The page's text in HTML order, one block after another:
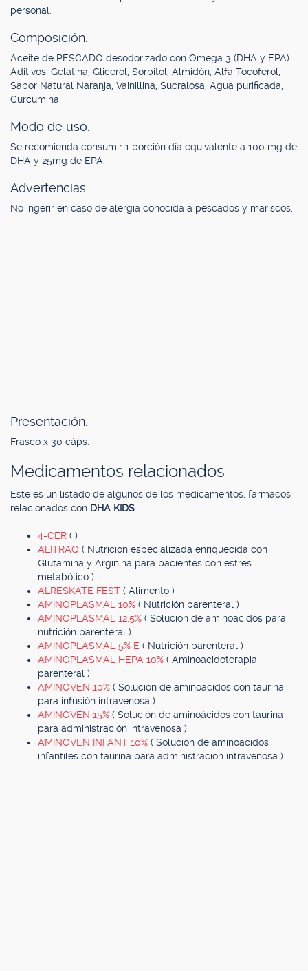
personal.
Composición.
Aceite de PESCADO desodorizado con Omega 3 (DHA y EPA).
Aditivos: Gelatina, Glicerol, Sorbitol, Almidón, Alfa Tocoferol,
Sabor Natural Naranja, Vainillina, Sucralosa, Agua purificada,
Curcumina.
Modo de uso.
Se recomienda consumir 1 porción día equivalente a 100 mg de
DHA y 25mg de EPA.
Advertencias.
No ingerir en caso de alergia conocida a pescados y mariscos.
Presentación.
Frasco x 30 cáps.
Medicamentos relacionados
Este es un listado de algunos de los medicamentos, fármacos
relacionados con DHA KIDS
4-CER ( )
ALITRAQ ( Nutrición especializada enriquecida con
Glutamina y Arginina para pacientes con estrés
metabólico )
ALRESKATE FEST ( Alimento )
AMINOPLASMAL 10% ( Nutrición parenteral )
AMINOPLASMAL 12,5% ( Solución de aminoácidos para
nutrición parenteral )
AMINOPLASMAL 5% E ( Nutrición parenteral )
AMINOPLASMAL HEPA 10% ( Aminoacidoterapia
parenteral )
AMINOVEN 10% ( Solución de aminoácidos con taurina
para infusión intravenosa )
AMINOVEN 15% ( Solución de aminoácidos con taurina
para administración intravenosa )
AMINOVEN INFANT 10% ( Solución de aminoácidos
infantiles con taurina para administración intravenosa )